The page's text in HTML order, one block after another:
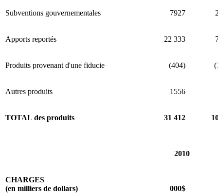
Subventions gouvernementales 7927
Apports reportés 22 333
Produits provenant d'une fiducie (404)
Autres produits 1556
TOTAL des produits 31 412
2010
CHARGES
(en milliers de dollars)
000$